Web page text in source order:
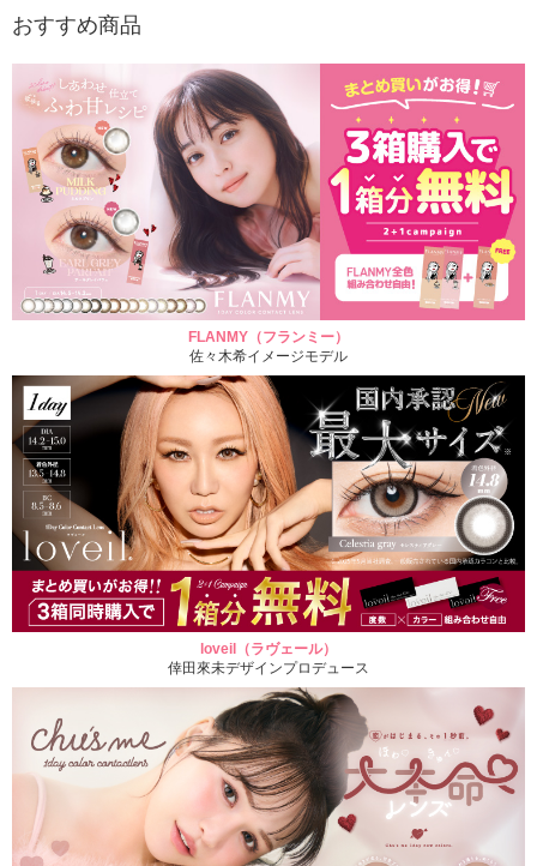
おすすめ商品
FLANMY（フランミー）
佐々木希イメージモデル
loveil（ラヴェール）
倖田來未デザインプロデュース